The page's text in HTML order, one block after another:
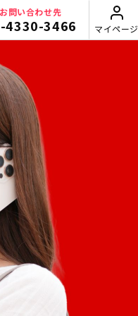
問い合わせ先
4330-3466 マイページ